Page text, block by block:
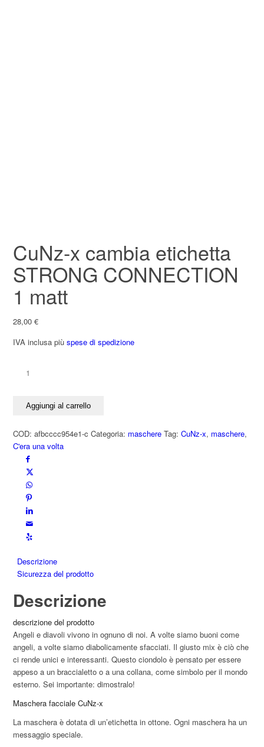
CuNz-x cambia etichetta
STRONG CONNECTION
1 matt
28,00€
IVA inclusapiùspese di spedizione
CuNz-
etichetta
CONNECTION
1
matt
quantità
Aggiungi al carrello
COD:afbcccc954e1-c Categoria: maschere Tag:CuNz-x, maschere,
C'era una volta
Descrizione
Sicurezza del prodotto
Descrizione
descrizione del prodotto
Angeli e diavoli vivono in ognuno di noi. A volte siamo buoni come
angeli, a volte siamo diabolicamente sfacciati. Il giusto mix è ciò che
ci rende unici e interessanti. Questo ciondolo è pensato per essere
appeso a un braccialetto o a una collana, come simbolo per il mondo
esterno. Sei importante: dimostralo!
Maschera facciale CuNz-x
La maschera è dotata di un’etichetta in ottone. Ogni maschera ha un
messaggio speciale.